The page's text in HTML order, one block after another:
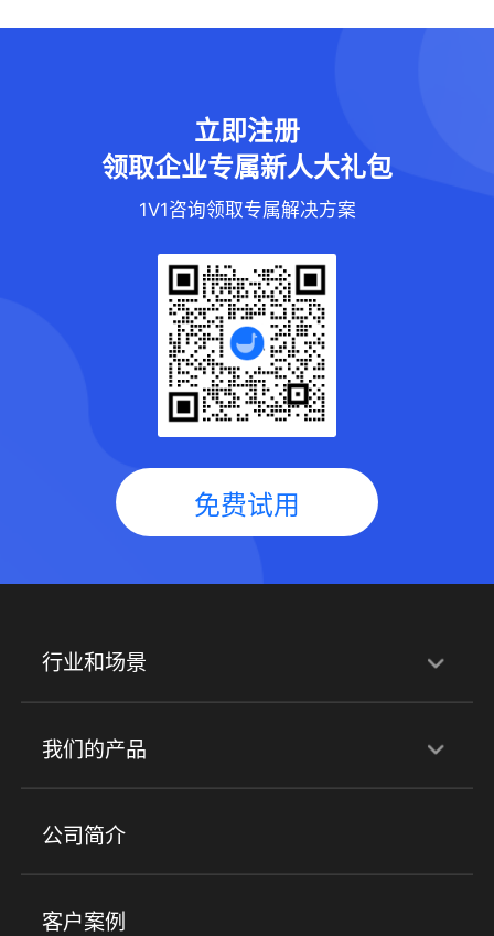
立即注册
领取企业专属新人大礼包
1V1咨询领取专属解决方案
免费试用
行业和场景
行业解决方案
培训机构 职业技能培训 兴趣培训
金融行业
我们的产品
产品
小程序商城 ERP 企微SCRM
社群圈子
公司简介
客户案例